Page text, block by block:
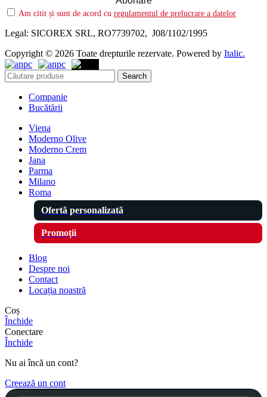
Am citit și sunt de acord cu regulamentul de prelucrare a datelor
Legal: SICOREX SRL, RO7739702, J08/1102/1995
Copyright © 2026 Toate drepturile rezervate. Powered by Italic.
Search
Companie
Bucătării
Viena
Moderno Olive
Moderno Crem
Jana
Parma
Milano
Roma
Ofertă personalizată
Promoții
Blog
Despre noi
Contact
Locația noastră
Coș
Închide
Conectare
Închide
Nu ai încă un cont?
Creează un cont